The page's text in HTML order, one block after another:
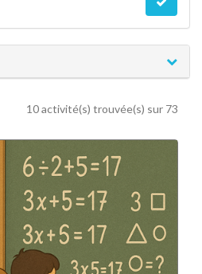
10 activité(s) trouvée(s) sur 73